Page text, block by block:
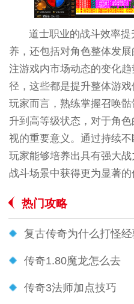
道士职业的战斗效率
养，还包括对角色整体发
注游戏内市场动态的变化
径，这些都是提升整体游
玩家而言，熟练掌握召唤
升到高等级状态，对于角
视的重要意义。通过持续
玩家能够培养出具有强大
战斗场景中获得更为显著的
热门攻略
复古传奇为什么打怪经
传奇1.80魔龙怎么去
传奇3法师加点技巧